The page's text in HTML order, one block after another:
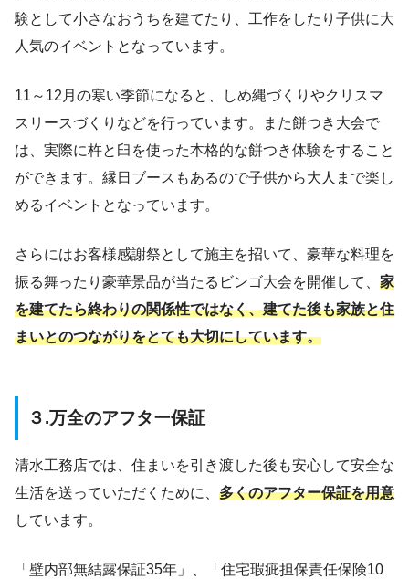
験として小さなおうちを建てたり、工作をしたり子供に大
人気のイベントとなっています。
11～12月の寒い季節になると、しめ縄づくりやクリスマ
スリースづくりなどを行っています。また餅つき大会で
は、実際に杵と臼を使った本格的な餅つき体験をすること
ができます。縁日ブースもあるので子供から大人まで楽し
めるイベントとなっています。
さらにはお客様感謝祭として施主を招いて、豪華な料理を
振る舞ったり豪華景品が当たるビンゴ大会を開催して、 家
を建てたら終わりの関係性ではなく、建てた後も家族と住
まいとのつながりをとても大切にしています。
３.万全のアフター保証
清水工務店では、住まいを引き渡した後も安心して安全な
生活を送っていただくために、 多くのアフター保証を用意
しています。
「壁内部無結露保証35年」、「住宅瑕疵担保責任保険10